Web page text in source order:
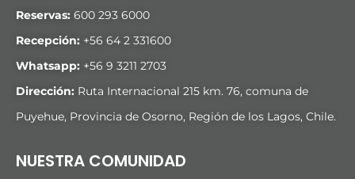
Reservas: 600 293 6000
Recepción: +56 64 2 331600
Whatsapp: +56 9 3211 2703
Dirección: Ruta Internacional 215 km. 76, comuna de
Puyehue, Provincia de Osorno, Región de los Lagos, Chile.
NUESTRA COMUNIDAD